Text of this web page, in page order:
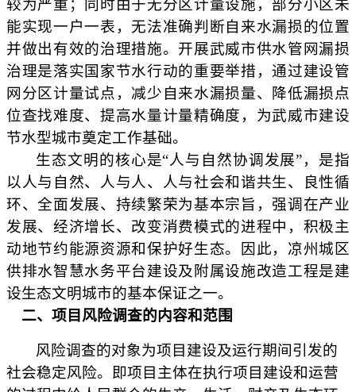
较为严重；同时由于无分区计量设施，部分小区未
能实现一户一表，无法准确判断自来水漏损的位置
并做出有效的治理措施。开展武威市供水管网漏损
治理是落实国家节水行动的重要举措，通过建设管
网分区计量试点，减少自来水漏损量、降低漏损点
位查找难度、提高水量计量精确度，为武威市建设
节水型城市奠定工作基础。
生态文明的核心是“人与自然协调发展”，是指
以人与自然、人与人、人与社会和谐共生、良性循
环、全面发展、持续繁荣为基本宗旨，强调在产业
发展、经济增长、改变消费模式的进程中，积极主
动地节约能源资源和保护好生态。因此，凉州城区
供排水智慧水务平台建设及附属设施改造工程是建
设生态文明城市的基本保证之一。
二、项目风险调查的内容和范围
风险调查的对象为项目建设及运行期间引发的
社会稳定风险。即项目主体在执行项目建设和运营